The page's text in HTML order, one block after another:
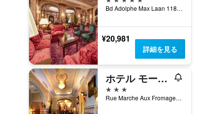
Bd Adolphe Max Laan 118 126, ブリュッセル, ベルギー
¥20,981
詳細を見る
ホテル モーツァルト
3つ星
Rue Marche Aux Fromages, 23, ブリュッセル, ベルギー